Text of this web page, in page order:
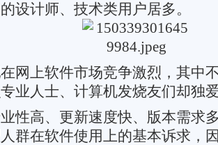
设计师、技术类用户居多。
上软件市场竞争激烈，其中
业人士、计算机发烧友们却独
高、更新速度快、版本需求
群在软件使用上的基本诉求，